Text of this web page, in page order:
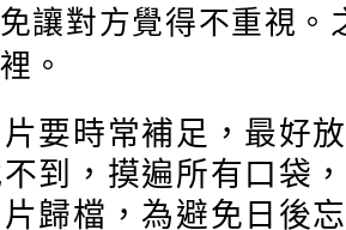
讓對方覺得不重視。
。
片要時常補足，最好
到，摸遍所有口袋
歸檔，為避免日後